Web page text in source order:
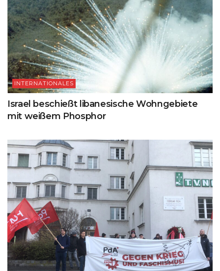
INTERNATIONALES
Israel beschießt libanesische Wohngebiete
mit weißem Phosphor